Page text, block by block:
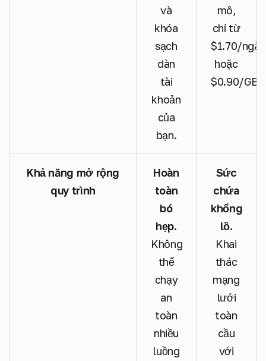
và
khóa
sạch
dàn
tài
khoản
của
bạn.
mô,
chỉ từ
$1.70/ngày
hoặc
$0.90/GB.
Khả năng mở rộng
quy trình
Hoàn
toàn
bó
hẹp.
Không
thể
chạy
an
toàn
nhiều
luồng
Sức
chứa
khổng
lồ.
Khai
thác
mạng
lưới
toàn
cầu
với